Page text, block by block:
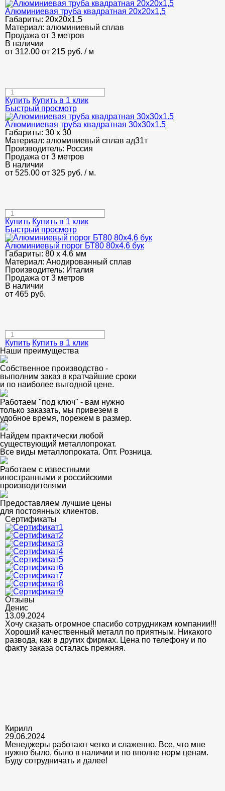
Алюминиевая труба квадратная 20х20х1,5
Габариты: 20х20х1,5
Материал: алюминиевый сплав
Продажа от 3 метров
В наличии
от 312.00 от 215 руб. / м
Купить Купить в 1 клик
Быстрый просмотр
Алюминиевая труба квадратная 30х30х1.5
Габариты: 30 х 30
Материал: алюминиевый сплав ад31т
Производитель: Россия
Продажа от 3 метров
В наличии
от 525.00 от 325 руб. / м.
Купить Купить в 1 клик
Быстрый просмотр
Алюминиевый порог БТ80 80х4,6 бук
Габариты: 80 х 4.6 мм
Материал: Анодированный сплав
Производитель: Италия
Продажа от 3 метров
В наличии
от 465 руб.
Купить Купить в 1 клик
Наши преимущества
Собственное производство -
выполним заказ в кратчайшие сроки
и по наиболее выгодной цене.
Работаем "под ключ" - вам нужно
только заказать, мы привезем в
удобное время, порежем в размер.
Найдем практически любой
существующий металлопрокат.
Все виды металлопроката. Опт. Розница.
Работаем с известными
иностранными и российскими
производителями
Предоставляем лучшие цены
для постоянных клиентов.
Сертификаты
Отзывы
Денис
13.09.2024
Хочу сказать огромное спасибо сотрудникам компании!!!
Хороший качественный металл по приятным. Никакого
развода, как в других фирмах. Цена по телефону и по
факту заказа осталась прежняя.
Кирилл
29.06.2024
Менеджеры работают четко и слаженно. Все, что мне
нужно было, было в наличии и по вполне норм ценам.
Буду сотрудничать и далее!